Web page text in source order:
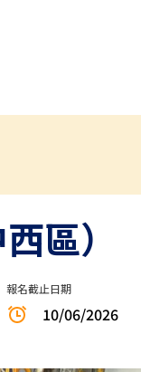
區）
報名截止日期
10/06/2026